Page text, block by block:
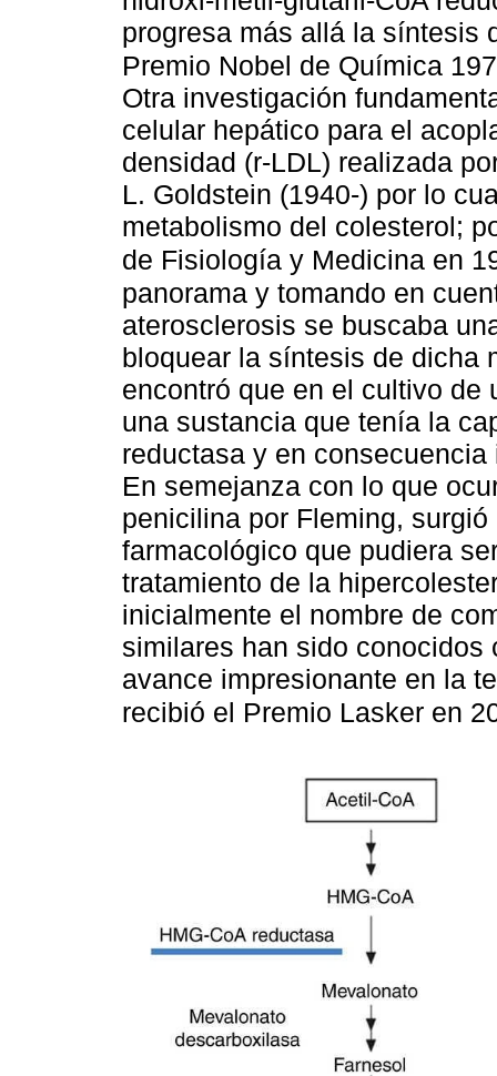
progresa más allá la síntesis
Premio Nobel de Química
Otra investigación
celular hepático para el
densidad (r-LDL) realizada
L. Goldstein (1940-) por lo
metabolismo del colesterol;
de Fisiología y Medicina en
panorama y tomando en
aterosclerosis se buscaba
bloquear la síntesis de dicha
encontró que en el cultivo de
una sustancia que tenía la
reductasa y en
En semejanza con lo que
penicilina por Fleming,
farmacológico que pudiera
tratamiento de la
inicialmente el nombre de
similares han sido
avance impresionante en la
recibió el Premio Lasker en